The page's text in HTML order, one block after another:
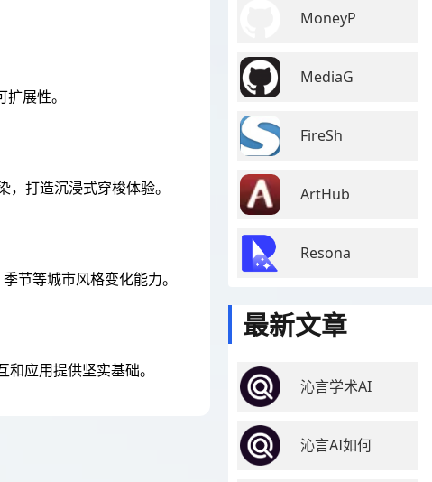
展性。
打造沉浸式穿梭体验。
节等城市风格变化能力。
应用提供坚实基础。
MoneyP
MediaG
FireSh
ArtHub
Resona
最新文章
沁言学术AI
沁言AI如何